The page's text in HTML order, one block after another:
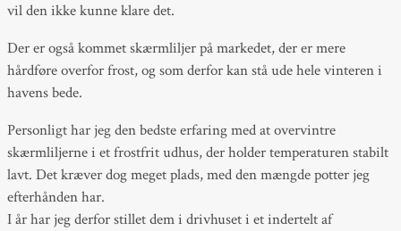
vil den ikke kunne klare det.
Der er også kommet skærmliljer på markedet, der er mere
hårdføre overfor frost, og som derfor kan stå ude hele vinteren i
havens bede.
Personligt har jeg den bedste erfaring med at overvintre
skærmliljerne i et frostfrit udhus, der holder temperaturen stabilt
lavt. Det kræver dog meget plads, med den mængde potter jeg
efterhånden har.
I år har jeg derfor stillet dem i drivhuset i et indertelt af